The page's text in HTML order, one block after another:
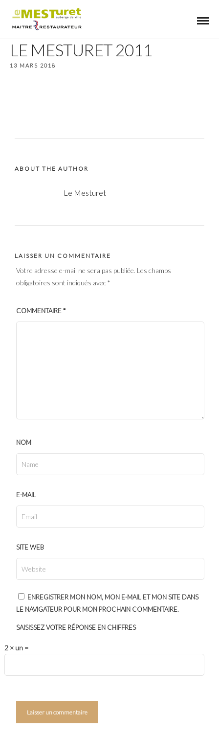
LE MESTURET 2011
13 MARS 2018
ABOUT THE AUTHOR
Le Mesturet
LAISSER UN COMMENTAIRE
Votre adresse e-mail ne sera pas publiée. Les champs
obligatoires sont indiqués avec*
COMMENTAIRE*
NOM
E-MAIL
SITE WEB
ENREGISTRER MON NOM, MON E-MAIL ET MON SITE DANS
LE NAVIGATEUR POUR MON PROCHAIN COMMENTAIRE.
SAISISSEZ VOTRE RÉPONSE EN CHIFFRES
2 × un =